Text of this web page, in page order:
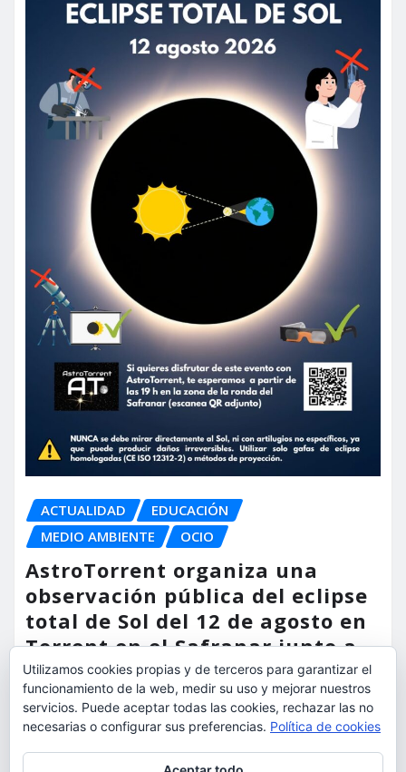
ACTUALIDAD
EDUCACIÓN
MEDIO AMBIENTE
OCIO
AstroTorrent organiza una
observación pública del eclipse
total de Sol del 12 de agosto en
Torrent en el Safranar junto a
las vías del AVE
torrent al dia Ago 5, 2026
Utilizamos cookies propias y de terceros para garantizar el
funcionamiento de la web, medir su uso y mejorar nuestros
servicios. Puede aceptar todas las cookies, rechazar las no
necesarias o configurar sus preferencias. Política de cookies